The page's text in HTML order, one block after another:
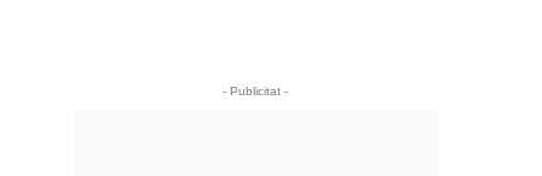
- Publicitat -